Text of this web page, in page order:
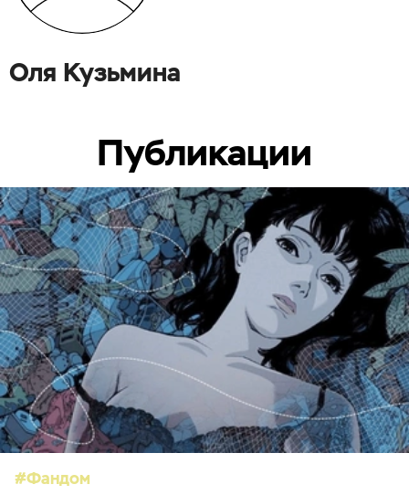
Оля Кузьмина
Публикации
Фандом